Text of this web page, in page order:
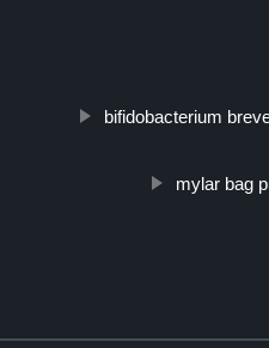
bifidobacterium
mylar bag